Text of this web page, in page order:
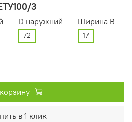
3
D наружний
72
Ширина В
17
в 1 клик